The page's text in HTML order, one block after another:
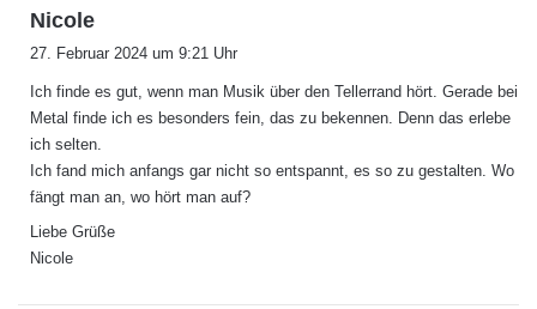
Nicole
t
:
27. Februar 2024 um 9:21 Uhr
Ich finde es gut, wenn man Musik über den Tellerrand hört. Gerade bei
Metal finde ich es besonders fein, das zu bekennen. Denn das erlebe
ich selten.
Ich fand mich anfangs gar nicht so entspannt, es so zu gestalten. Wo
fängt man an, wo hört man auf?
Liebe Grüße
Nicole